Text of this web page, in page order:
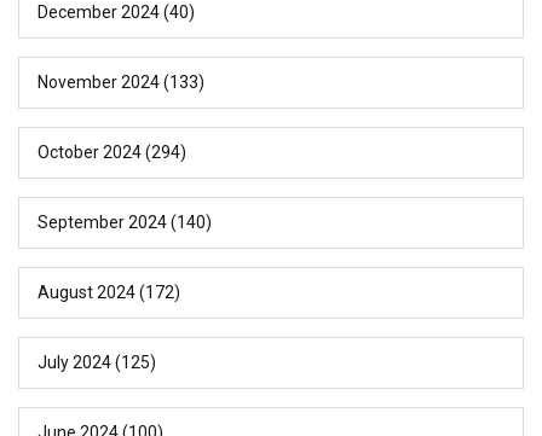
December 2024(40)
November 2024(133)
October 2024(294)
September 2024(140)
August 2024(172)
July 2024(125)
June 2024(100)